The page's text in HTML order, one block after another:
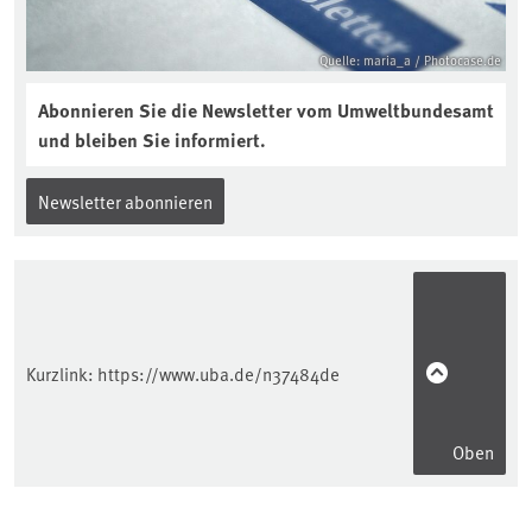
Quelle: maria_a / Photocase.de
Abonnieren Sie die Newsletter vom Umweltbundesamt
und bleiben Sie informiert.
Newsletter abonnieren
Kurzlink: https://www.uba.de/n37484de
Oben